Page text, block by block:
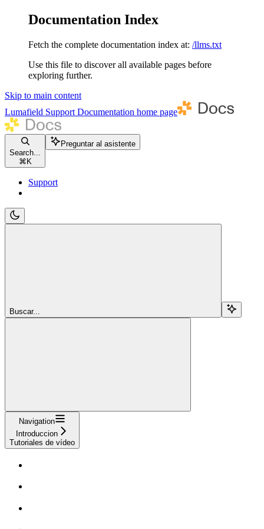
Documentation Index
Fetch the complete documentation index at: /llms.txt
Use this file to discover all available pages before
exploring further.
Skip to main content
Lumafield Support Documentation home page
Search...
⌘ K
Preguntar al asistente
Support
Buscar...
Navigation
Introduccion
Tutoriales de vídeo